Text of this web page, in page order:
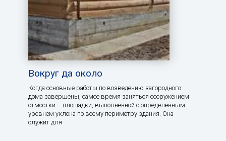
Вокруг да около
Когда основные работы по возведению загородного
дома завершены, самое время заняться сооружением
отмостки – площадки, выполненной с определённым
уровнем уклона по всему периметру здания. Она
служит для